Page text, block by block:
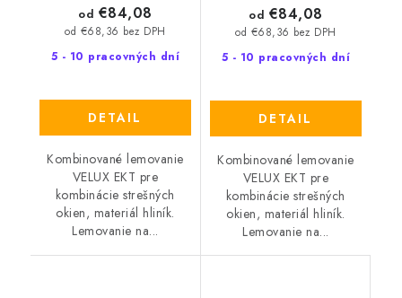
5 - 10 pracovných dní
od €68,36 bez DPH
od €84,08
DETAIL
Kombinované lemovanie
VELUX EKT pre
kombinácie strešných
okien, materiál hliník.
Lemovanie na...
5 - 10 pracovných dní
od €68,36 bez DPH
od €84,08
DETAIL
Kombinované lemovanie
VELUX EKT pre
kombinácie strešných
okien, materiál hliník.
Lemovanie na...